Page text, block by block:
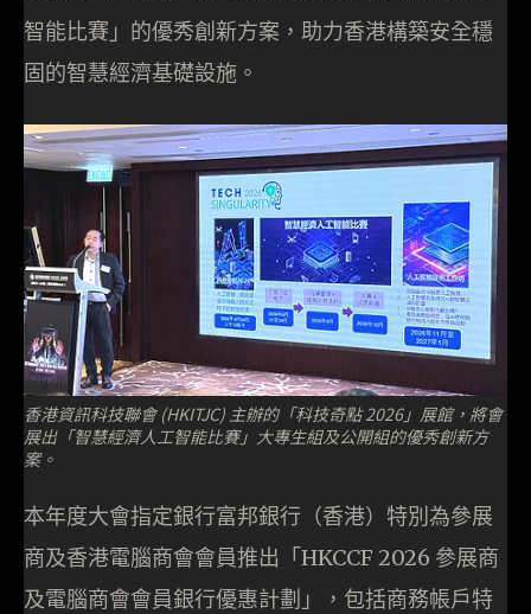
智能比賽」的優秀創新方案，助力香港構築安全穩
固的智慧經濟基礎設施。
香港資訊科技聯會 (HKITJC) 主辦的「科技奇點 2026」展館，將會
展出「智慧經濟人工智能比賽」大專生組及公開組的優秀創新方
案。
本年度大會指定銀行富邦銀行（香港）特別為參展
商及香港電腦商會會員推出「HKCCF 2026 參展商
及電腦商會會員銀行優惠計劃」，包括商務帳戶特